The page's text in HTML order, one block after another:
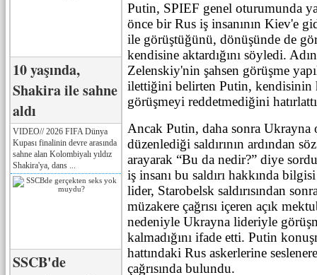
10 yaşında,
Shakira ile sahne
aldı
VIDEO// 2026 FIFA Dünya
Kupası finalinin devre arasında
sahne alan Kolombiyalı yıldız
Shakira'ya, dans ...
SSCB'de
Putin, SPIEF genel oturumunda
önce bir Rus iş insanının Kiev'e
ile görüştüğünü, dönüşünde de
kendisine aktardığını söyledi.
Zelenskiy'nin şahsen görüşme
ilettiğini belirten Putin, kendisinin
görüşmeyi reddetmediğini
Ancak Putin, daha sonra Ukrayna
düzenlediği saldırının ardından
arayarak “Bu da nedir?” diye
iş insanı bu saldırı hakkında
lider, Starobelsk saldırısından
müzakere çağrısı içeren açık
nedeniyle Ukrayna lideriyle
kalmadığını ifade etti. Putin
hattındaki Rus askerlerine
çağrısında bulundu.